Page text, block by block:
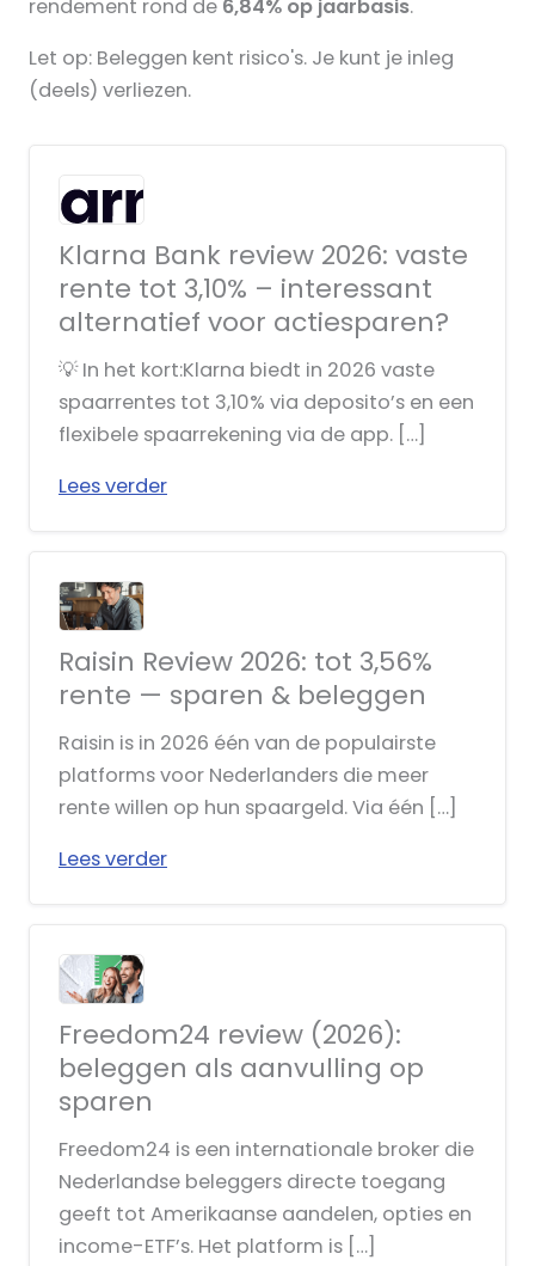
rendement rond de 6,84% op jaarbasis.
Let op: Beleggen kent risico's. Je kunt je inleg
(deels) verliezen.
Klarna Bank review 2026: vaste
rente tot 3,10% – interessant
alternatief voor actie­sparen?
💡 In het kort:Klarna biedt in 2026 vaste
spaarrentes tot 3,10% via deposito’s en een
flexibele spaarrekening via de app. […]
Lees verder
Raisin Review 2026: tot 3,56%
rente — sparen & beleggen
Raisin is in 2026 één van de populairste
platforms voor Nederlanders die meer
rente willen op hun spaargeld. Via één […]
Lees verder
Freedom24 review (2026):
beleggen als aanvulling op
sparen
Freedom24 is een internationale broker die
Nederlandse beleggers directe toegang
geeft tot Amerikaanse aandelen, opties en
income-ETF’s. Het platform is […]